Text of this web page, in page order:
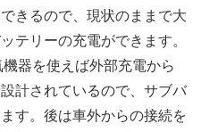
きるので、現状のままで大
テリーの充電ができます。
器を使えば外部充電から
計されているので、サブバ
す。後は車外からの接続を